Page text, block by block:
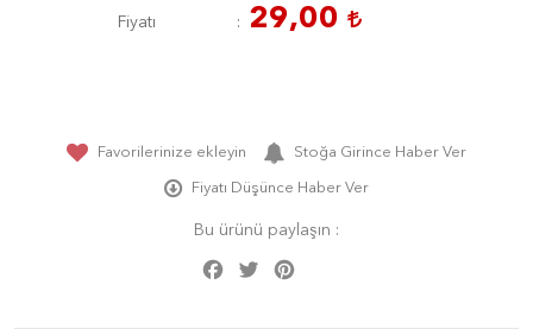
Fiyatı 29,00
Favorilerinize ekleyin Stoğa Girince Haber Ver
Fiyatı Düşünce Haber Ver
Bu ürünü paylaşın :
Facebook
Twitter